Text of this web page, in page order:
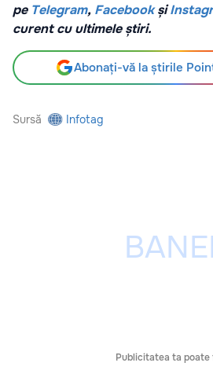
pe Telegram, Facebook și
curent cu ultimele știri.
Abonați-vă la știrile
Sursă Infotag
Publicitatea ta poate